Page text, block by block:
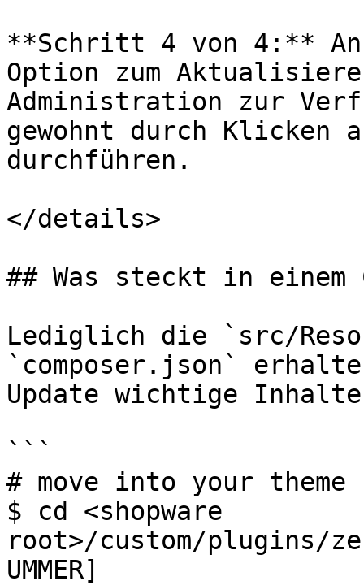
**Schritt 4 von 4:**
Option zum
Administration zur
gewohnt durch Klicken
durchführen.
</details>
## Was steckt in einem
Lediglich die `src/
`composer.json`
Update wichtige
```
# move into your
$ cd <shopware
root>/custom/plugins/
UMMER]